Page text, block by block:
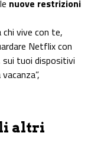
nuove restrizioni
vive con te,
Netflix con
tuoi dispositivi
altri